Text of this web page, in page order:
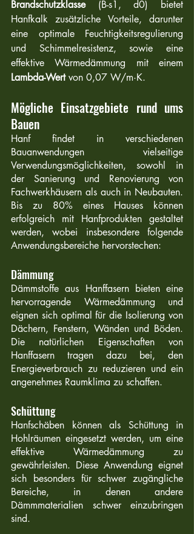
Brandschutzklasse (B-s1, d0) bietet
Hanfkalk zusätzliche Vorteile, darunter
eine optimale Feuchtigkeitsregulierung
und Schimmelresistenz, sowie eine
Lambda-Wert von 0,07 W/m·K.
Mögliche Einsatzgebiete rund ums
Bauen
Hanf findet in verschiedenen
Bauanwendungen vielseitige
Verwendungsmöglichkeiten, sowohl in
der Sanierung und Renovierung von
Fachwerkhäusern als auch in Neubauten.
Bis zu 80% eines Hauses können
erfolgreich mit Hanfprodukten gestaltet
werden, wobei insbesondere folgende
Anwendungsbereiche hervorstechen:
Dämmung
Dämmstoffe aus Hanffasern bieten eine
hervorragende Wärmedämmung und
eignen sich optimal für die Isolierung von
Dächern, Fenstern, Wänden und Böden.
Die natürlichen Eigenschaften von
Hanffasern tragen dazu bei, den
Energieverbrauch zu reduzieren und ein
angenehmes Raumklima zu schaffen.
Schüttung
Hanfschäben können als Schüttung in
Hohlräumen eingesetzt werden, um eine
effektive Wärmedämmung zu
gewährleisten. Diese Anwendung eignet
sich besonders für schwer zugängliche
Bereiche, in denen andere
Dämmmaterialien schwer einzubringen
sind.